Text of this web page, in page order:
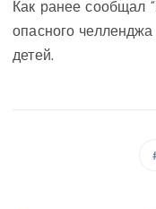
Как ранее сообщал
опасного
детей.